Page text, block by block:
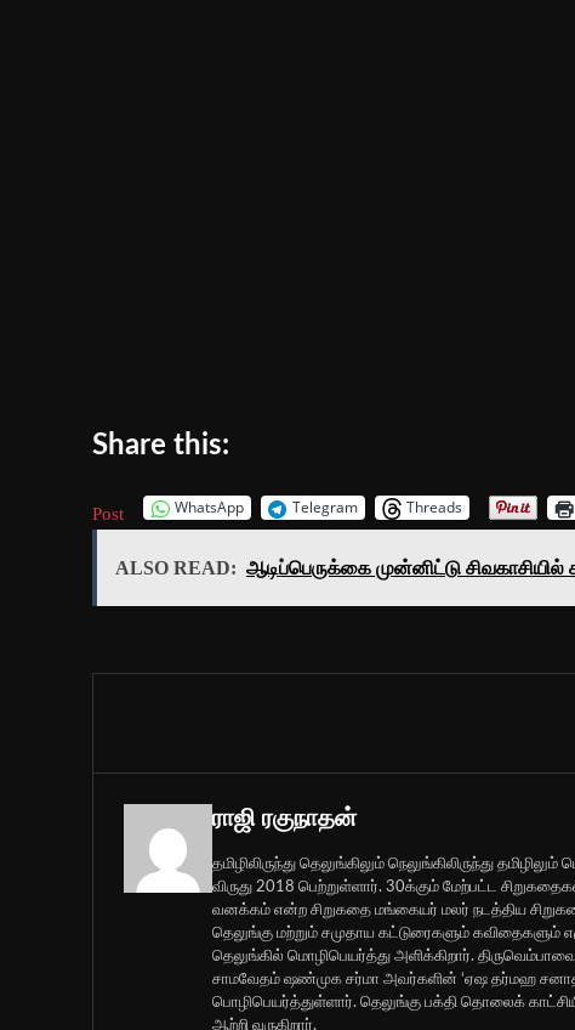
Share this:
Post WhatsApp Telegram Threads
ALSO READ: ஆடிப்பெருக்கை முன்னிட்டு
ராஜி ரகுநாதன்
தமிழிலிருந்து தெலுங்கிலும் நெலுங்கிலிருந்து
விருது 2018 பெற்றுள்ளார். 30க்கும் மேற்பட்ட
வனக்கம் என்ற சிறுகதை மங்கையர் மலர் நடத்திய
தெலுங்கு மற்றும் சமுதாய கட்டுரைகளும் கவிதைகளும்
தெலுங்கில் மொழிபெயர்த்து அளிக்கிறார்.
சாமவேதம் ஷண்முக சர்மா அவர்களின் ‘ஏஷ தர்மஹ
பொழிபெயர்த்துள்ளார். தெலுங்கு பக்தி தொலைக்
ஆற்றி வருகிறார்.